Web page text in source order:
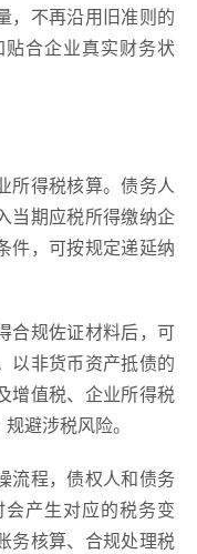
，不再沿用旧准则的
合企业真实财务状
所得税核算。债务人
当期应税所得缴纳企
件，可按规定递延纳
合规佐证材料后，可
以非货币资产抵债的
增值税、企业所得税
避涉税风险。
流程，债权人和债务
产生对应的税务变
务核算、合规处理税